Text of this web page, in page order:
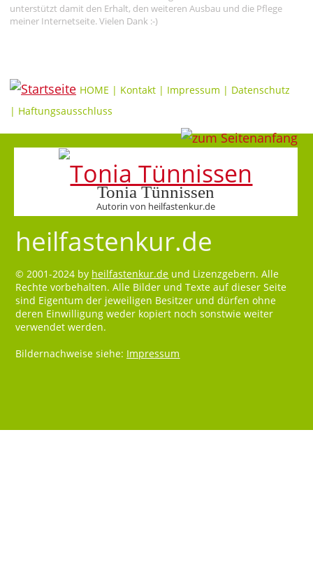
unterstützt damit den Erhalt, den weiteren Ausbau und die Pflege
meiner Internetseite. Vielen Dank :-)
HOME | Kontakt | Impressum | Datenschutz
| Haftungsausschluss
Tonia Tünnissen
Autorin von heilfastenkur.de
heilfastenkur.de
© 2001-2024 by heilfastenkur.de und Lizenzgebern. Alle
Rechte vorbehalten. Alle Bilder und Texte auf dieser Seite
sind Eigentum der jeweiligen Besitzer und dürfen ohne
deren Einwilligung weder kopiert noch sonstwie weiter
verwendet werden.
Bildernachweise siehe: Impressum